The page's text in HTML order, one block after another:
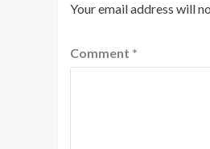
Your email address will
Comment *